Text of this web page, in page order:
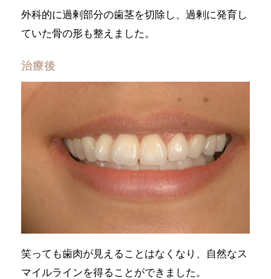
外科的に過剰部分の歯茎を切除し、過剰に発育し
ていた骨の形も整えました。
治療後
笑っても歯肉が見えることはなくなり、自然なス
マイルラインを得ることができました。